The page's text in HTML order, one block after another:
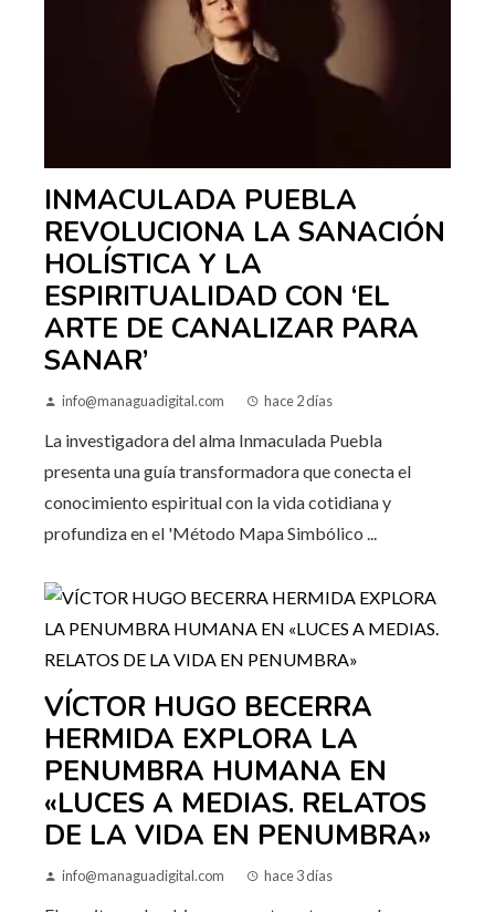
INMACULADA PUEBLA
REVOLUCIONA LA SANACIÓN
HOLÍSTICA Y LA
ESPIRITUALIDAD CON ‘EL
ARTE DE CANALIZAR PARA
SANAR’
info@managuadigital.com hace 2 días
La investigadora del alma Inmaculada Puebla
presenta una guía transformadora que conecta el
conocimiento espiritual con la vida cotidiana y
profundiza en el 'Método Mapa Simbólico ...
VÍCTOR HUGO BECERRA
HERMIDA EXPLORA LA
PENUMBRA HUMANA EN
«LUCES A MEDIAS. RELATOS
DE LA VIDA EN PENUMBRA»
info@managuadigital.com hace 3 días